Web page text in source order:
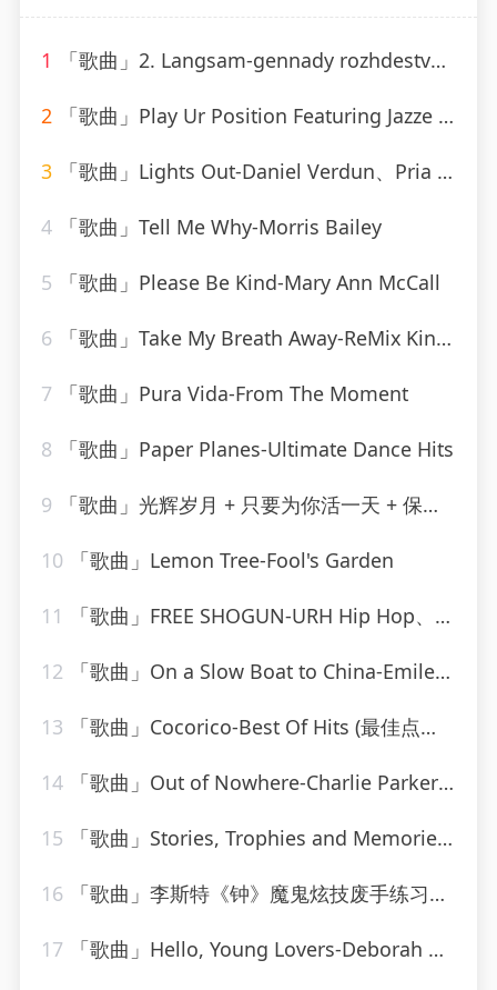
1 「歌曲」2. Langsam-gennady rozhdestvensky、jean martinon、Paris Conservatoire Orchestra
2 「歌曲」Play Ur Position Featuring Jazze Pha & Mr. Mo-YoungBloodZ、Jazze Pha、Mr. Mo
3 「歌曲」Lights Out-Daniel Verdun、Pria Coterell
4 「歌曲」Tell Me Why-Morris Bailey
5 「歌曲」Please Be Kind-Mary Ann McCall
6 「歌曲」Take My Breath Away-ReMix Kings
7 「歌曲」Pura Vida-From The Moment
8 「歌曲」Paper Planes-Ultimate Dance Hits
9 「歌曲」光辉岁月 + 只要为你活一天 + 保重-谢霆锋、朱一龙
10 「歌曲」Lemon Tree-Fool's Garden
11 「歌曲」FREE SHOGUN-URH Hip Hop、Shogun
12 「歌曲」On a Slow Boat to China-Emile Ford & The Checkmates
13 「歌曲」Cocorico-Best Of Hits (最佳点击率)
14 「歌曲」Out of Nowhere-Charlie Parker、Charlie Parker Strings
15 「歌曲」Stories, Trophies and Memories-randy vanwarmer
16 「歌曲」李斯特《钟》魔鬼炫技废手练习曲-姚悦钢琴老师
17 「歌曲」Hello, Young Lovers-Deborah Kerr、Rex Thompson